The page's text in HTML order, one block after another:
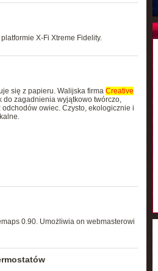
X-Fi Xtreme Fidelity.
się z papieru. Walijska firma Creative
do zagadnienia wyjątkowo twórczo,
owiec. Czysto, ekologicznie i
0.90. Umożliwia on webmasterowi